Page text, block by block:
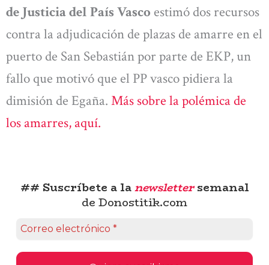
de Justicia del País Vasco estimó dos recursos
contra la adjudicación de plazas de amarre en el
puerto de San Sebastián por parte de EKP, un
fallo que motivó que el PP vasco pidiera la
dimisión de Egaña. Más sobre la polémica de
los amarres, aquí.
## Suscríbete a lanewslettersemanal
de Donostitik.com